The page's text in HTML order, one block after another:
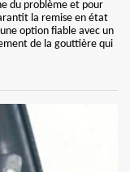
du problème et pour
la remise en état
option fiable avec un
de la gouttière qui